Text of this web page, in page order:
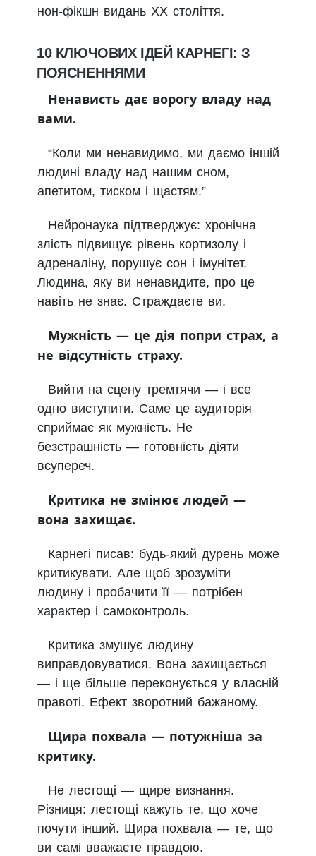
нон-фікшн видань XX століття.
10 КЛЮЧОВИХ ІДЕЙ КАРНЕГІ: З
ПОЯСНЕННЯМИ
Ненависть дає ворогу владу над
вами.
“Коли ми ненавидимо, ми даємо іншій
людині владу над нашим сном,
апетитом, тиском і щастям.”
Нейронаука підтверджує: хронічна
злість підвищує рівень кортизолу і
адреналіну, порушує сон і імунітет.
Людина, яку ви ненавидите, про це
навіть не знає. Страждаєте ви.
Мужність — це дія попри страх, а
не відсутність страху.
Вийти на сцену тремтячи — і все
одно виступити. Саме це аудиторія
сприймає як мужність. Не
безстрашність — готовність діяти
всупереч.
Критика не змінює людей —
вона захищає.
Карнегі писав: будь-який дурень може
критикувати. Але щоб зрозуміти
людину і пробачити її — потрібен
характер і самоконтроль.
Критика змушує людину
виправдовуватися. Вона захищається
— і ще більше переконується у власній
правоті. Ефект зворотний бажаному.
Щира похвала — потужніша за
критику.
Не лестощі — щире визнання.
Різниця: лестощі кажуть те, що хоче
почути інший. Щира похвала — те, що
ви самі вважаєте правдою.